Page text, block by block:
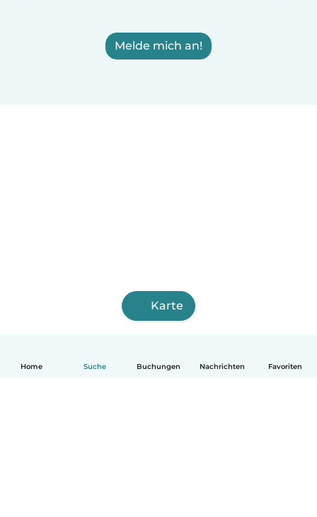
Home Suche Buchungen Nachrichten Favoriten
Melde mich an!
Karte